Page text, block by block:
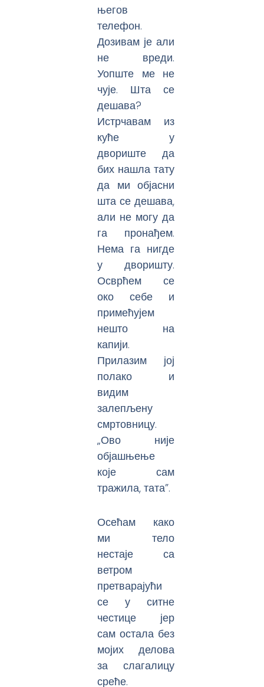
његов
телефон.
Дозивам је али
не вреди.
Уопште ме не
чује. Шта се
дешава?
Истрчавам из
куће у
двориште да
бих нашла тату
да ми објасни
шта се дешава,
али не могу да
га пронађем.
Нема га нигде
у дворишту.
Осврћем се
око себе и
примећујем
нешто на
капији.
Прилазим јој
полако и
видим
залепљену
смртовницу.
„Ово није
објашњење
које сам
тражила, тата”.
Осећам како
ми тело
нестаје са
ветром
претварајући
се у ситне
честице јер
сам остала без
мојих делова
за слагалицу
среће.